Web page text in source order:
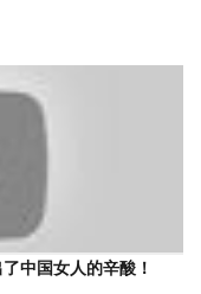
中国女人的辛酸！